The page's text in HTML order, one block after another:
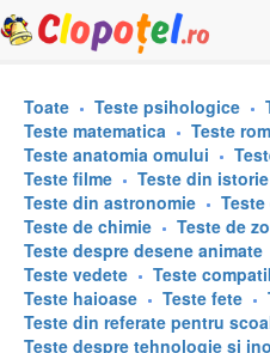
Toate Teste psihologice
Teste matematica
Teste
Teste anatomia omului
Teste filme
Teste din istorie
Teste din astronomie
Teste de chimie
Teste de
Teste despre desene animate
Teste vedete
Teste
Teste haioase
Teste fete
Teste din referate pentru
Teste despre tehnologie si